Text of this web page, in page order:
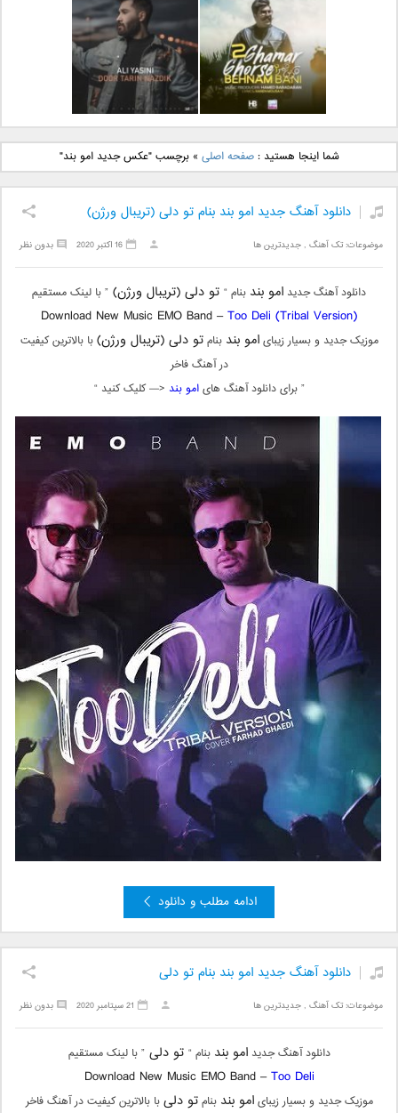
دانلود آهنگ جدید مهدی
یراحی بنام اسرار
دانلود آهنگ جدید فرزاد
فرزین بنام آتیش
دانلود آهنگ جدید بهنام
بانی بنام قرص قمر 2
دانلود آهنگ جدید علی
یاسینی بنام دورترین نزدیک
شما اینجا هستید :صفحه اصلی »برچسب "عکس جدید امو بند"
دانلود آهنگ جدید امو بند بنام تو دلی (تریبال ورژن)
موضوعات:تک آهنگ ,جدیدترین ها بدون نظر 16 اکتبر 2020
دانلود آهنگ جدید امو بند بنام “ تو دلی (تریبال ورژن) ” با لینک مستقیم
Download New Music EMO Band –Too Deli (Tribal Version)
موزیک جدید و بسیار زیبایامو بند بنامتو دلی (تریبال ورژن) با بالاترین کیفیت
در آهنگ فاخر
” برای دانلود آهنگ هایامو بند <— کلیک کنید “
ادامه مطلب و دانلود
دانلود آهنگ جدید امو بند بنام تو دلی
موضوعات:تک آهنگ ,جدیدترین ها بدون نظر 21 سپتامبر 2020
دانلود آهنگ جدیدامو بند بنام “ تو دلی” با لینک مستقیم
Download New Music EMO Band –Too Deli
موزیک جدید و بسیار زیبایامو بند بنامتو دلی با بالاترین کیفیت در آهنگ فاخر